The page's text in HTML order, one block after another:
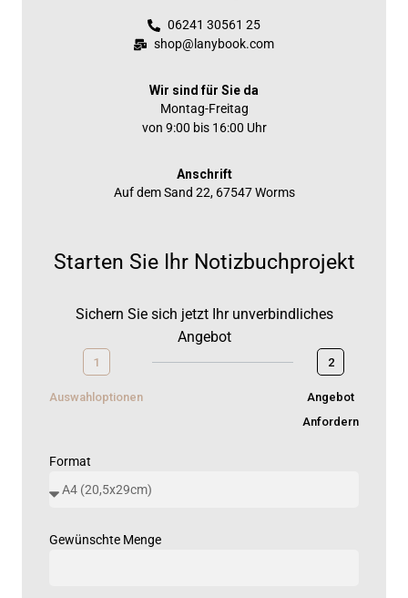
Starten Sie Ihr Notizbuchprojekt
Sichern Sie sich jetzt Ihr unverbindliches
Angebot
1
Auswahloptionen
2
Angebot
Anfordern
Format
Gewünschte Menge
06241 30561 25
shop@lanybook.com
Wir sind für Sie da
Montag-Freitag
von 9:00 bis 16:00 Uhr
Anschrift
Auf dem Sand 22, 67547 Worms